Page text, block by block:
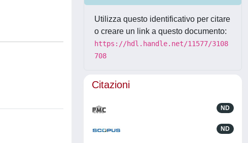
Utilizza questo identificativo per citare
o creare un link a questo documento:
https://hdl.handle.net/11577/3108
708
Citazioni
ND
ND